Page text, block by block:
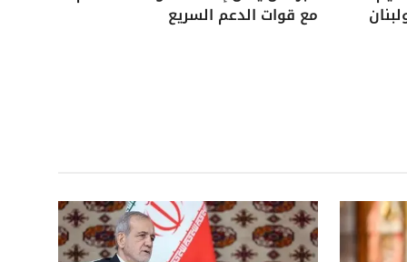
مع قوات الدعم السريع